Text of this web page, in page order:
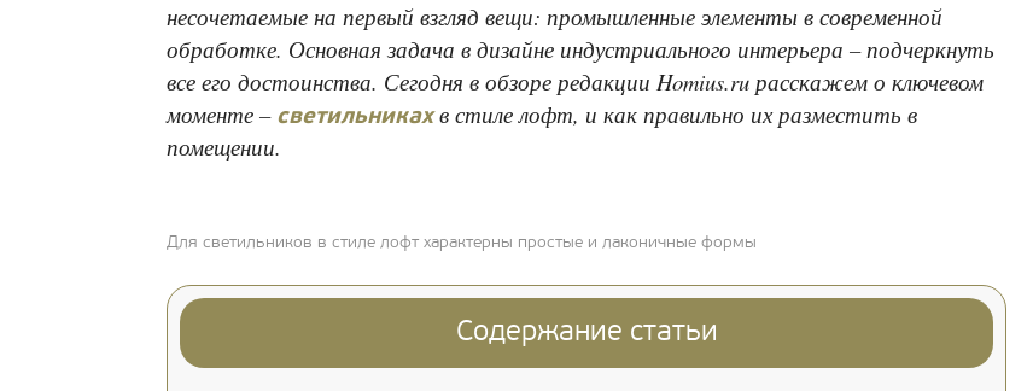
несочетаемые на первый взгляд вещи: промышленные элементы в современной
обработке. Основная задача в дизайне индустриального интерьера – подчеркнуть
все его достоинства. Сегодня в обзоре редакции Homius.ru расскажем о ключевом
моменте – светильникахв стиле лофт, и как правильно их разместить в
помещении.
Для светильников в стиле лофт характерны простые и лаконичные формы
Содержание статьи